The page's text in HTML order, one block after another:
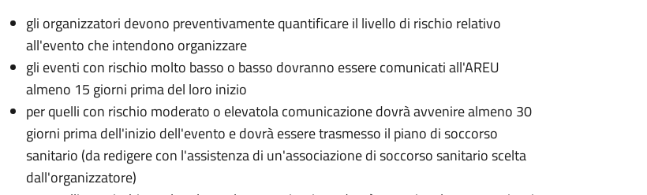
gli organizzatori devono preventivamente quantificare il livello di rischio relativo
all'evento che intendono organizzare
gli eventi con rischio molto basso o basso dovranno essere comunicati all'AREU
almeno 15 giorni prima del loro inizio
per quelli con rischio moderato o elevatola comunicazione dovrà avvenire almeno 30
giorni prima dell'inizio dell'evento e dovrà essere trasmesso il piano di soccorso
sanitario (da redigere con l'assistenza di un'associazione di soccorso sanitario scelta
dall'organizzatore)